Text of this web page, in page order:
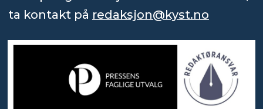
ta kontakt på redaksjon@kyst.no